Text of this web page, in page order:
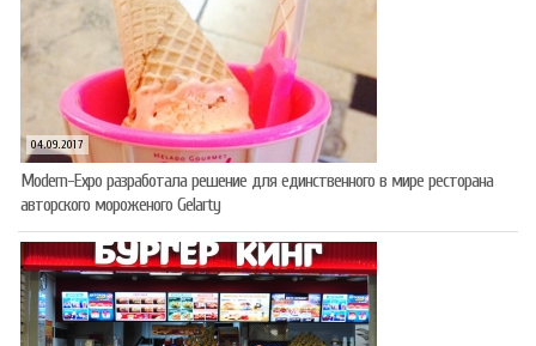
04.09.2017
Modern-Expo разработала решение для единственного в мире ресторана
авторского мороженого Gelarty